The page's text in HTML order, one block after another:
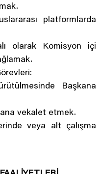
platformlarda
olarak Komisyon içi
Başkana
vekalet etmek.
veya alt çalışma